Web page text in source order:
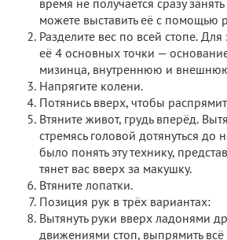
время не получается сразу
можете выставить её с помощью
Разделите вес по всей стопе. Для
её 4 основных точки —
мизинца, внутреннюю и внешнюю
Напрягите колени.
Потянись вверх, чтобы
Втяните живот, грудь вперёд.
стремясь головой дотянуться
было понять эту технику,
тянет вас вверх за макушку.
Втяните лопатки.
Позиция рук в трёх вариантах:
Вытянуть руки вверх ладонями
движениями стоп, выпрямить всё